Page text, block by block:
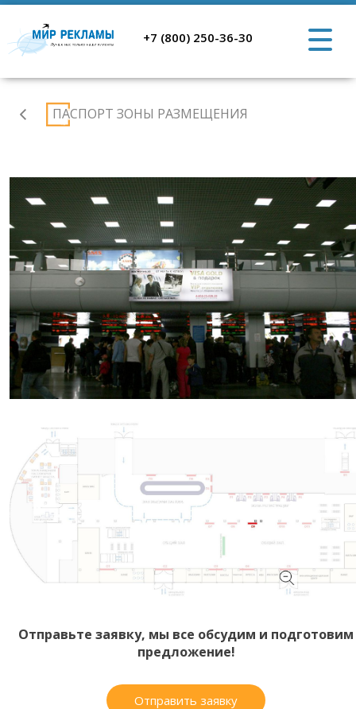
+7 (800) 250-36-30
Аэропорт
Иркутск
ПАСПОРТ ЗОНЫ РАЗМЕЩЕНИЯ
Отправьте заявку, мы все обсудим и подготовим
предложение!
Отправить заявку